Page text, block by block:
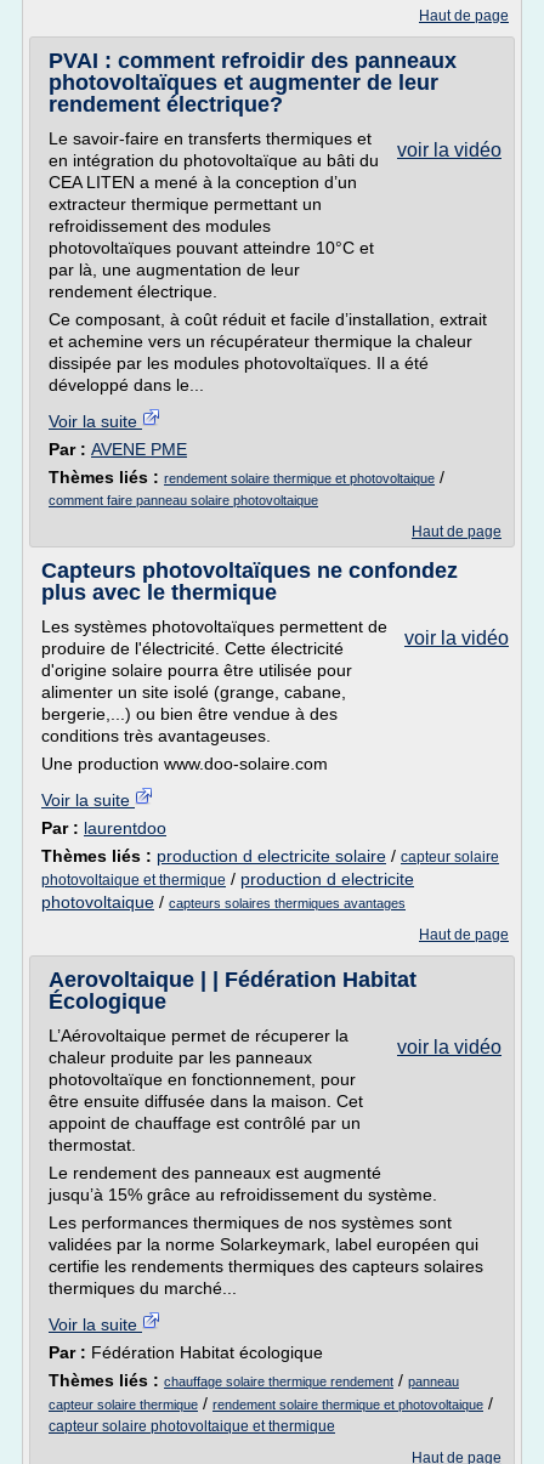
Haut de page
PVAI : comment refroidir des panneaux
photovoltaïques et augmenter de leur
rendement électrique?
voir la vidéo
Le savoir-faire en transferts thermiques et
en intégration du photovoltaïque au bâti du
CEA LITEN a mené à la conception d’un
extracteur thermique permettant un
refroidissement des modules
photovoltaïques pouvant atteindre 10°C et
par là, une augmentation de leur
rendement électrique.
Ce composant, à coût réduit et facile d’installation, extrait
et achemine vers un récupérateur thermique la chaleur
dissipée par les modules photovoltaïques. Il a été
développé dans le...
Voir la suite
Par : AVENE PME
Thèmes liés : rendement solaire thermique et photovoltaique /
comment faire panneau solaire photovoltaique
Haut de page
Capteurs photovoltaïques ne confondez
plus avec le thermique
voir la vidéo
Les systèmes photovoltaïques permettent de
produire de l'électricité. Cette électricité
d'origine solaire pourra être utilisée pour
alimenter un site isolé (grange, cabane,
bergerie,...) ou bien être vendue à des
conditions très avantageuses.
Une production www.doo-solaire.com
Voir la suite
Par : laurentdoo
Thèmes liés : production d electricite solaire / capteur solaire
photovoltaique et thermique / production d electricite
photovoltaique / capteurs solaires thermiques avantages
Haut de page
Aerovoltaique | | Fédération Habitat
Écologique
voir la vidéo
L’Aérovoltaique permet de récuperer la
chaleur produite par les panneaux
photovoltaïque en fonctionnement, pour
être ensuite diffusée dans la maison. Cet
appoint de chauffage est contrôlé par un
thermostat.
Le rendement des panneaux est augmenté
jusqu’à 15% grâce au refroidissement du système.
Les performances thermiques de nos systèmes sont
validées par la norme Solarkeymark, label européen qui
certifie les rendements thermiques des capteurs solaires
thermiques du marché...
Voir la suite
Par : Fédération Habitat écologique
Thèmes liés : chauffage solaire thermique rendement / panneau
capteur solaire thermique / rendement solaire thermique et photovoltaique /
capteur solaire photovoltaique et thermique
Haut de page